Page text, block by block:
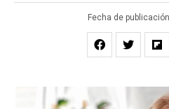
Fecha de